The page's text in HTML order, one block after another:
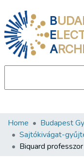
B
E
A
Communities &
All of DSpace
Home Budapest
Sajtókivágat-